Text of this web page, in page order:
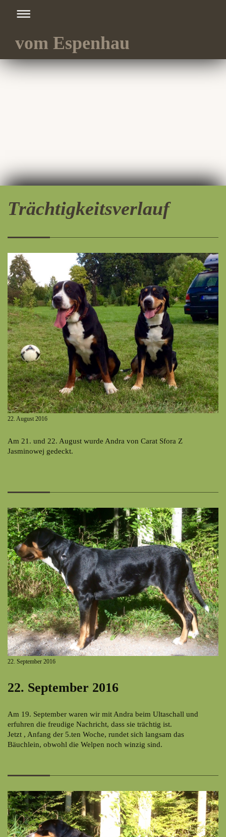
vom Espenhau
Trächtigkeitsverlauf
22. August 2016
Am 21. und 22. August wurde Andra von Carat Sfora Z
Jasminowej gedeckt.
22. September 2016
22. September 2016
Am 19. September waren wir mit Andra beim Ultaschall und
erfuhren die freudige Nachricht, dass sie trächtig ist.
Jetzt , Anfang der 5.ten Woche, rundet sich langsam das
Bäuchlein, obwohl die Welpen noch winzig sind.